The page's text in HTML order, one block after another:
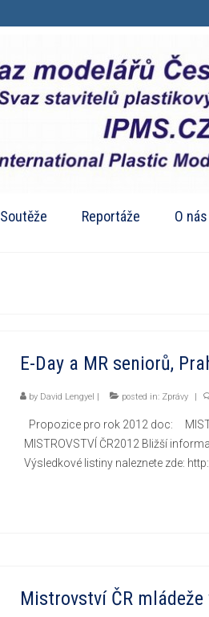
Soutěže Reportáže O nás
E-Day a MR seniorů,
by David Lengyel | posted in: Zprávy |
Propozice pro rok 2012 doc:
MISTROVSTVÍ ČR2012 Bližší
Výsledkové listiny naleznete zde:
Mistrovství ČR